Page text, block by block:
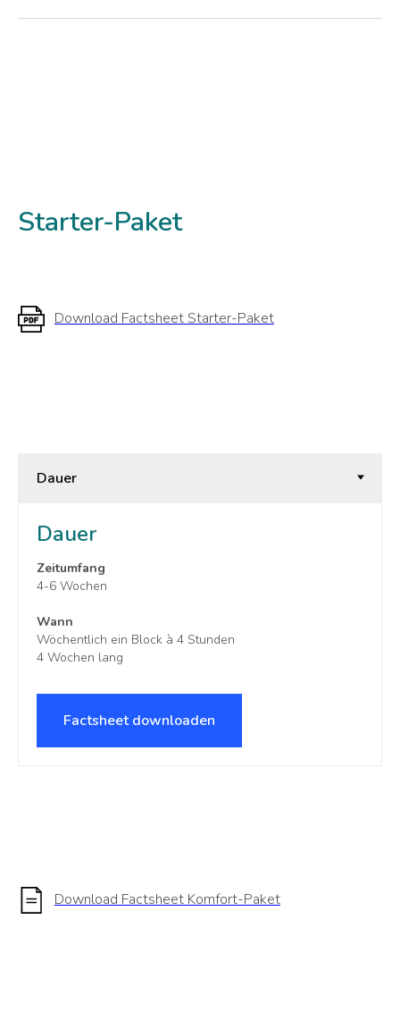
Starter-Paket
Download Factsheet Starter-Paket
Dauer
Zeitumfang
4-6 Wochen
Wann
Wöchentlich ein Block à 4 Stunden
4 Wochen lang
Factsheet downloaden
Download Factsheet Komfort-Paket